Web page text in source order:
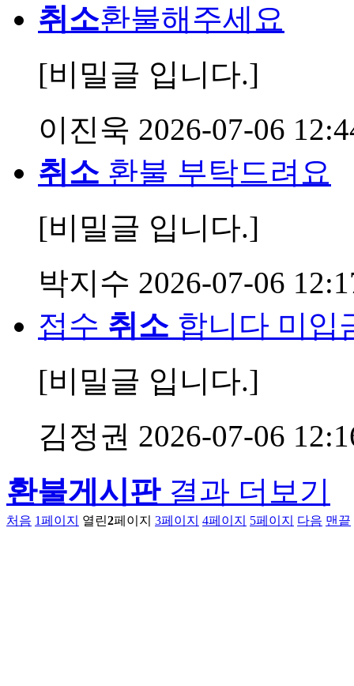
취소환불해주세요
[비밀글 입니다.]
이진욱 2026-07-06
취소 환불 부탁드려요
[비밀글 입니다.]
박지수 2026-07-06
접수 취소 합니다 미입
[비밀글 입니다.]
김정권 2026-07-06
환불게시판결과 더보기
처음 1페이지 열린2페이지 3페이지 4페이지 5페이지 다음 맨끝